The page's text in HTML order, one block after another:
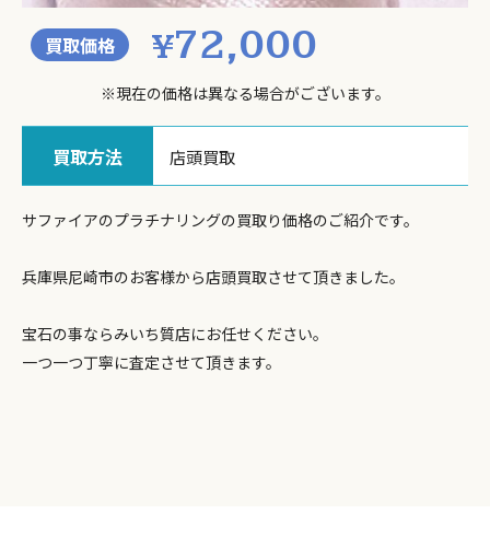
買取価格 ¥72,000
※現在の価格は異なる場合がございます。
買取方法 店頭買取
サファイアのプラチナリングの買取り価格のご紹介です。
兵庫県尼崎市のお客様から店頭買取させて頂きました。
宝石の事ならみいち質店にお任せください。
一つ一つ丁寧に査定させて頂きます。